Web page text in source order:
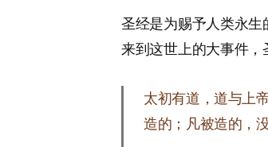
圣经是为赐予人类永生
来到这世上的大事件，
太初有道，道与上
造的；凡被造的，